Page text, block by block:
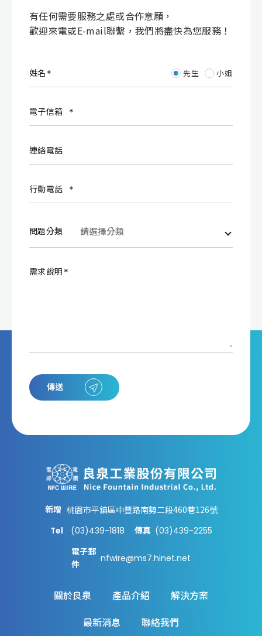
有任何需要服務之處或合作意願，
歡迎來電或E-mail聯繫，我們將盡快為您服務！
姓名 先生 小姐
電子信箱
連絡電話
行動電話
問題分類
需求說明
傳送
新增 桃園市平鎮區中豐路南勢二段460巷126號
Tel
(03)439-1818 傳真 (03)439-2255
電子郵
件
nfwire@ms7.hinet.net
關於良泉 產品介紹
解決方案
最新消息
聯絡我們